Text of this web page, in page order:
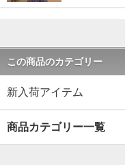
この商品のカテゴリー
新入荷アイテム
商品カテゴリー一覧